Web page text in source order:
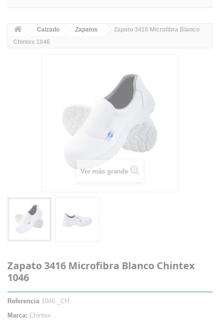
Calzado Zapatos
Zapato 3416 Microfibra Blanco
Chintex 1046
Ver más grande
Zapato 3416 Microfibra Blanco Chintex
1046
Referencia 1046 _CH
Marca: Chintex